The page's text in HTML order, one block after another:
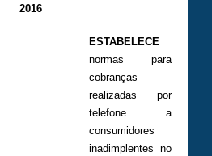
2016
ESTABELECE
normas para
cobranças
realizadas por
telefone a
consumidores
inadimplentes no